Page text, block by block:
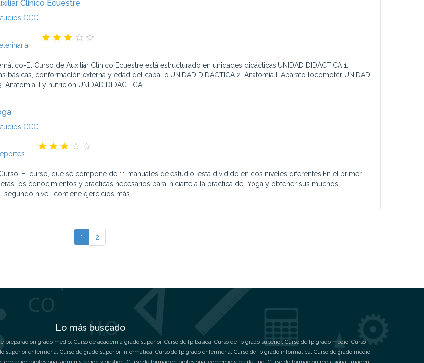
Clínico Ecuestre
CCC
El Curso de Auxiliar Clínico Ecuestre está estructurado en unidades didácticas.UNIDAD DIDÁCTICA 1.
básicas, conformación externa y edad del caballo UNIDAD DIDÁCTICA 2. Anatomía I: Aparato locomotor UNIDAD
Anatomía II y nutrición UNIDAD DIDÁCTICA...
CCC
El curso, que se compone de 11 manuales de estudio, está dividido en dos niveles diferentes:En el primer
los conocimientos y prácticas necesarios para iniciarte a la práctica del Yoga y obtener sus muchos
segundo nivel, contiene ejercicios más...
1 2
Lo más buscado
preparacion grado medio, Curso de academia grado superior, Curso de fp basica, Curso de fp grado superior,Curso de fp grado medio, Curso
superior enfermeria, Curso de grado superior informatica, Curso de fp grado enfermeria, Curso de fp grado informatica, Curso de grado medio